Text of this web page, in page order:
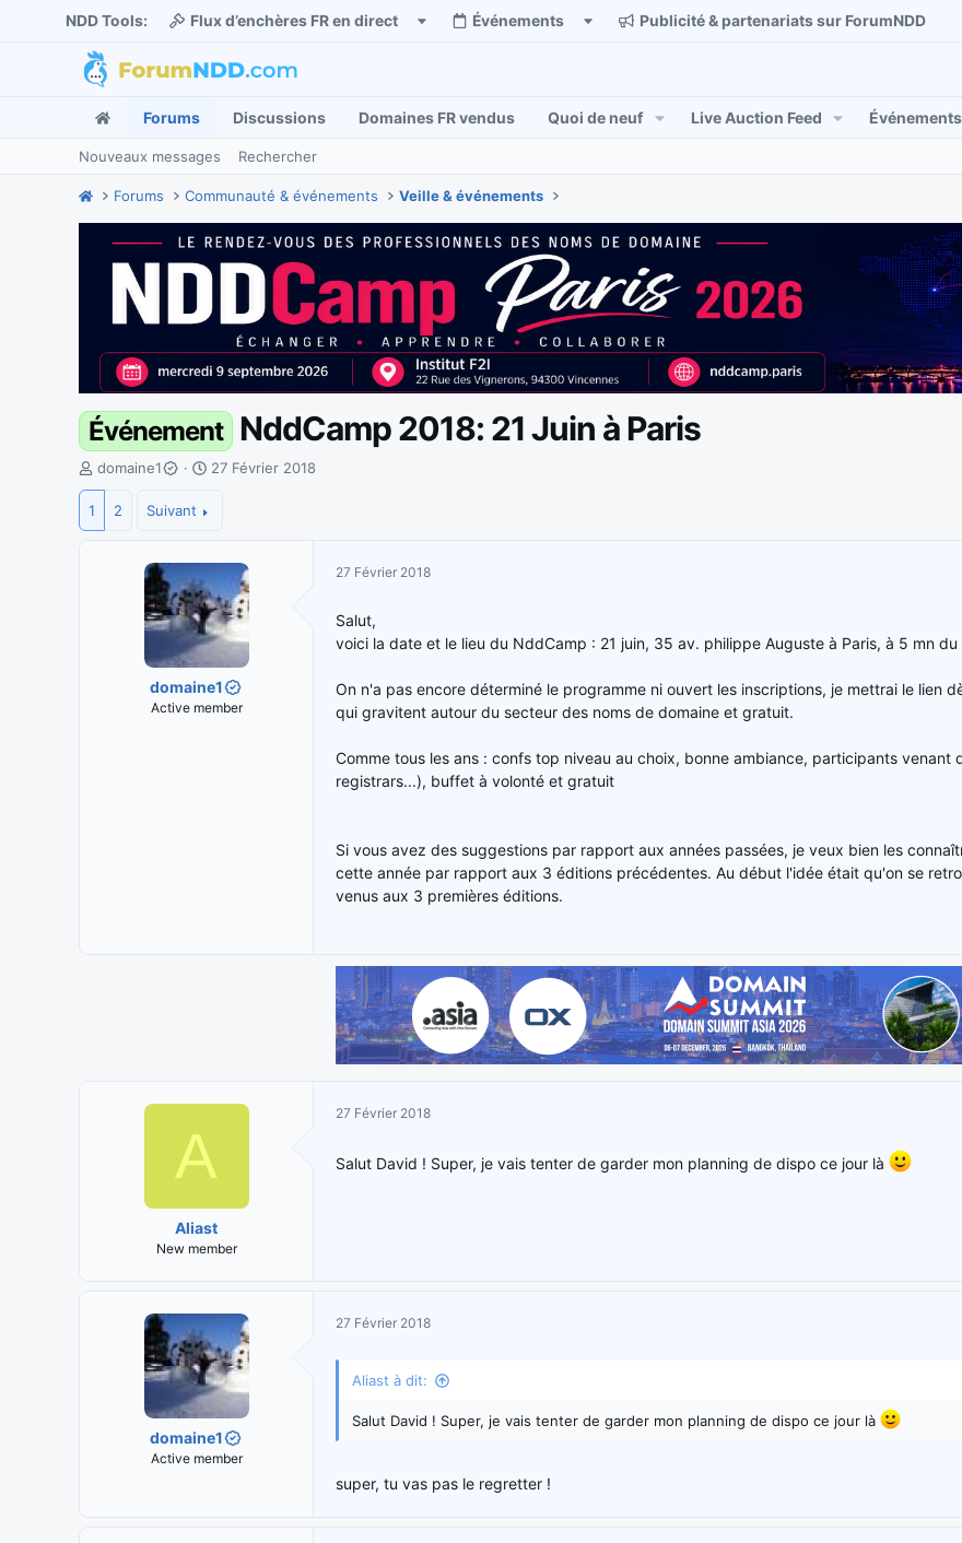
NDD Tools: Flux d’enchères FR en direct Événements Publicité & partenariats sur ForumNDD
Forums Discussions Domaines FR vendus Quoi de neuf Live Auction Feed Événements
Nouveaux messages Rechercher
Forums Communauté & événements Veille & événements
Événement NddCamp 2018: 21 Juin à Paris
I
n
t
domaine1
D
d
é
b
u
t
27 Février 2018
1 2 Suivant
domaine1
Active member
27 Février 2018
Salut,
voici la date et le lieu du NddCamp : 21 juin, 35 av. philippe Auguste à Paris, à 5 mn du
On n'a pas encore déterminé le programme ni ouvert les inscriptions, je mettrai le lien
qui gravitent autour du secteur des noms de domaine et gratuit.
Comme tous les ans : confs top niveau au choix, bonne ambiance, participants venant
registrars...), buffet à volonté et gratuit
Si vous avez des suggestions par rapport aux années passées, je veux bien les
cette année par rapport aux 3 éditions précédentes. Au début l'idée était qu'on se
venus aux 3 premières éditions.
A
Aliast
New member
27 Février 2018
Salut David ! Super, je vais tenter de garder mon planning de dispo ce jour là
domaine1
Active member
27 Février 2018
Aliast à dit:
Salut David ! Super, je vais tenter de garder mon planning de dispo ce jour là
super, tu vas pas le regretter !